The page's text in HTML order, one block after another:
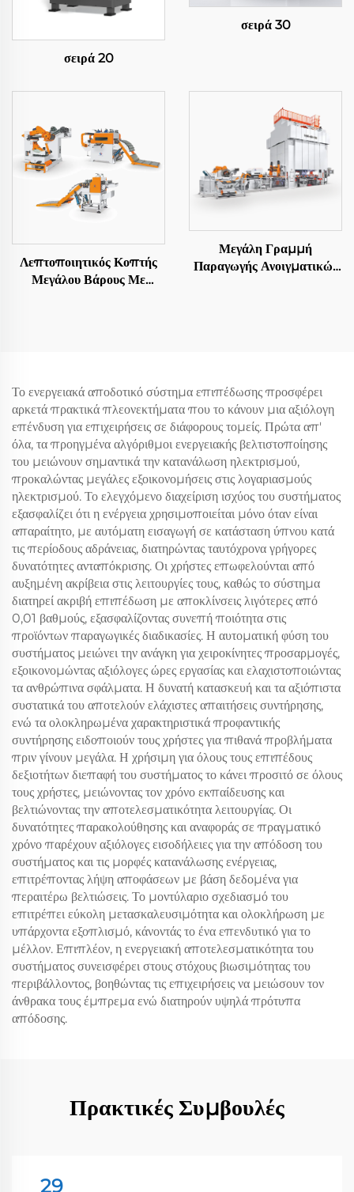
σειρά 20
σειρά 30
Λεπτοποιητικός Κοπτής
Μεγάλου Βάρους Με
Μεγάλη Γραμμή
Παραγωγής Ανοιγματικών
Το ενεργειακά αποδοτικό σύστημα επιπέδωσης προσφέρει
αρκετά πρακτικά πλεονεκτήματα που το κάνουν μια αξιόλογη
επένδυση για επιχειρήσεις σε διάφορους τομείς. Πρώτα απ'
όλα, τα προηγμένα αλγόριθμοι ενεργειακής βελτιστοποίησης
του μειώνουν σημαντικά την κατανάλωση ηλεκτρισμού,
προκαλώντας μεγάλες εξοικονομήσεις στις λογαριασμούς
ηλεκτρισμού. Το ελεγχόμενο διαχείριση ισχύος του συστήματος
εξασφαλίζει ότι η ενέργεια χρησιμοποιείται μόνο όταν είναι
απαραίτητο, με αυτόματη εισαγωγή σε κατάσταση ύπνου κατά
τις περίοδους αδράνειας, διατηρώντας ταυτόχρονα γρήγορες
δυνατότητες ανταπόκρισης. Οι χρήστες επωφελούνται από
αυξημένη ακρίβεια στις λειτουργίες τους, καθώς το σύστημα
διατηρεί ακριβή επιπέδωση με αποκλίνσεις λιγότερες από
0,01 βαθμούς, εξασφαλίζοντας συνεπή ποιότητα στις
προϊόντων παραγωγικές διαδικασίες. Η αυτοματική φύση του
συστήματος μειώνει την ανάγκη για χειροκίνητες προσαρμογές,
εξοικονομώντας αξιόλογες ώρες εργασίας και ελαχιστοποιώντας
τα ανθρώπινα σφάλματα. Η δυνατή κατασκευή και τα αξιόπιστα
συστατικά του αποτελούν ελάχιστες απαιτήσεις συντήρησης,
ενώ τα ολοκληρωμένα χαρακτηριστικά προφαντικής
συντήρησης ειδοποιούν τους χρήστες για πιθανά προβλήματα
πριν γίνουν μεγάλα. Η χρήσιμη για όλους τους επιπέδους
δεξιοτήτων διεπαφή του συστήματος το κάνει προσιτό σε όλους
τους χρήστες, μειώνοντας τον χρόνο εκπαίδευσης και
βελτιώνοντας την αποτελεσματικότητα λειτουργίας. Οι
δυνατότητες παρακολούθησης και αναφοράς σε πραγματικό
χρόνο παρέχουν αξιόλογες εισοδήλειες για την απόδοση του
συστήματος και τις μορφές κατανάλωσης ενέργειας,
επιτρέποντας λήψη αποφάσεων με βάση δεδομένα για
περαιτέρω βελτιώσεις. Το μοντύλαριο σχεδιασμό του
επιτρέπει εύκολη μετασκαλευσιμότητα και ολοκλήρωση με
υπάρχοντα εξοπλισμό, κάνοντάς το ένα επενδυτικό για το
μέλλον. Επιπλέον, η ενεργειακή αποτελεσματικότητα του
συστήματος συνεισφέρει στους στόχους βιωσιμότητας του
περιβάλλοντος, βοηθώντας τις επιχειρήσεις να μειώσουν τον
άνθρακα τους έμπρεμα ενώ διατηρούν υψηλά πρότυπα
απόδοσης.
Πρακτικές Συμβουλές
29